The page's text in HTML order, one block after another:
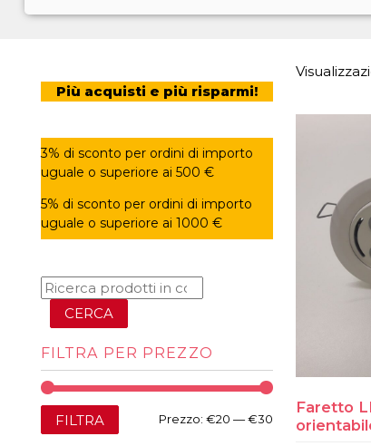
Faretto
Più acquisti e più risparmi!
3% di sconto per ordini di importo
uguale o superiore ai 500 €
5% di sconto per ordini di importo
uguale o superiore ai 1000 €
CERCA
FILTRA PER PREZZO
Prezzo
Prezzo
FILTRA Prezzo: €20 —€30